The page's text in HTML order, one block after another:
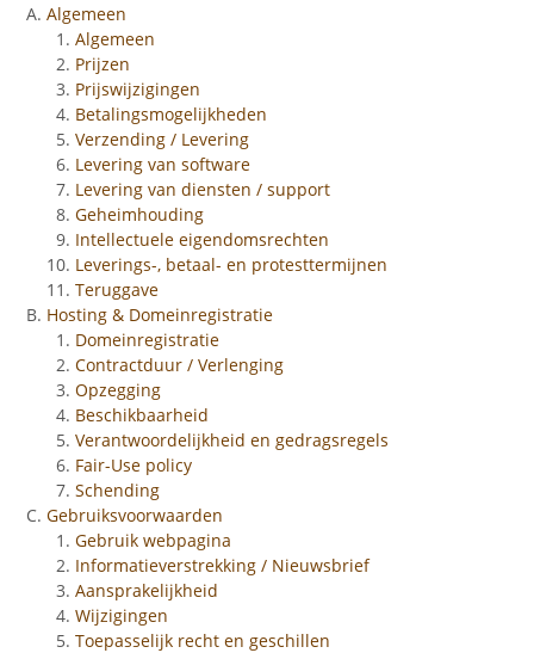
Algemeen
Algemeen
Prijzen
Prijswijzigingen
Betalingsmogelijkheden
Verzending / Levering
Levering van software
Levering van diensten / support
Geheimhouding
Intellectuele eigendomsrechten
Leverings-, betaal- en protesttermijnen
Teruggave
Hosting & Domeinregistratie
Domeinregistratie
Contractduur / Verlenging
Opzegging
Beschikbaarheid
Verantwoordelijkheid en gedragsregels
Fair-Use policy
Schending
Gebruiksvoorwaarden
Gebruik webpagina
Informatieverstrekking / Nieuwsbrief
Aansprakelijkheid
Wijzigingen
Toepasselijk recht en geschillen